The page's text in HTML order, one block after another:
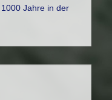
1000 Jahre in der